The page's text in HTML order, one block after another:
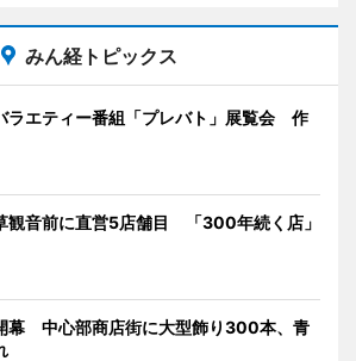
みん経トピックス
ラエティー番組「プレバト」展覧会 作
観音前に直営5店舗目 「300年続く店」
幕 中心部商店街に大型飾り300本、青